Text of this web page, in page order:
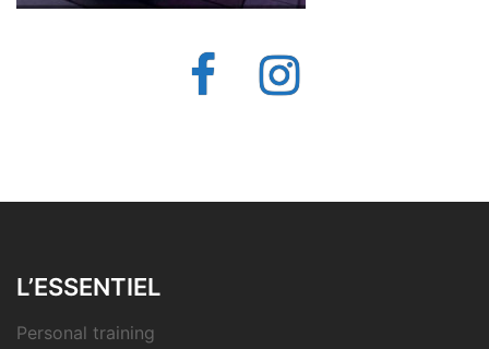
FacebookInstagram
L’ESSENTIEL
Personal training